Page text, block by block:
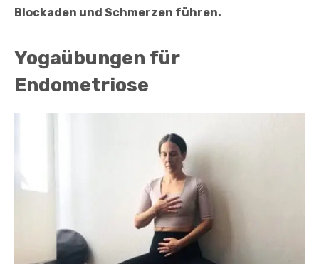
Blockaden und Schmerzen führen.
Yogaübungen für
Endometriose